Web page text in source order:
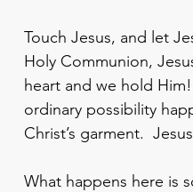
Touch Jesus, and let
Holy Communion,
heart and we hold
ordinary possibility
Christ’s garment.
What happens here is